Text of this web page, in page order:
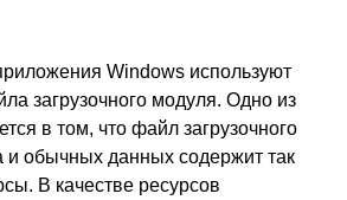
Windows используют
загрузочного модуля. Одно из
в том, что файл загрузочного
и обычных данных содержит так
В качестве ресурсов